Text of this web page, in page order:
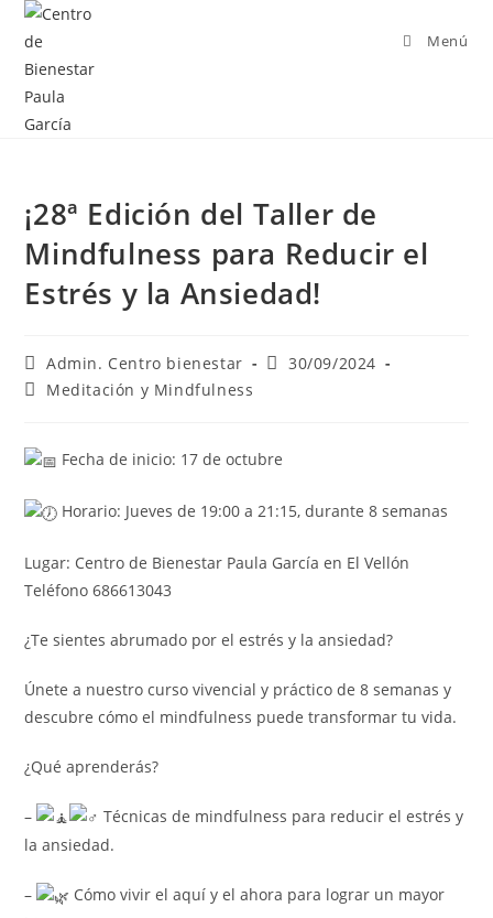
Menú
¡28ª Edición del Taller de
Mindfulness para Reducir el
Estrés y la Ansiedad!
Admin. Centro bienestar
30/09/2024
Meditación y Mindfulness
Fecha de inicio: 17 de octubre
Horario: Jueves de 19:00 a 21:15, durante 8 semanas
Lugar: Centro de Bienestar Paula García en El Vellón
Teléfono 686613043
¿Te sientes abrumado por el estrés y la ansiedad?
Únete a nuestro curso vivencial y práctico de 8 semanas y
descubre cómo el mindfulness puede transformar tu vida.
¿Qué aprenderás?
–
Técnicas de mindfulness para reducir el estrés y
la ansiedad.
–
Cómo vivir el aquí y el ahora para lograr un mayor